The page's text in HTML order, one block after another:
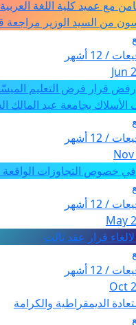
مع عميد كلية اللغة
من السيد الوزير مراجعة
قرار فرض التعليم
بجامعة عبد المالك
خصوص التجاوزات
قرار عقد ثالث
الديمقراطية والكرامة